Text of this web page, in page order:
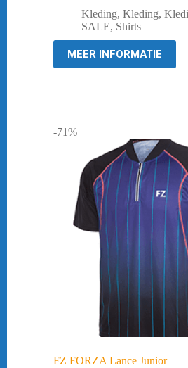
prijs
was:
prijs
is:
Kleding, Kleding,
SALE, Shirts
MEER INFORMATIE
-71%
FZ FORZA Lance Junior